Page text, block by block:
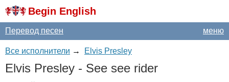
Begin English
меню
Перевод песен
Все исполнители → Elvis Presley
Elvis Presley - See see rider